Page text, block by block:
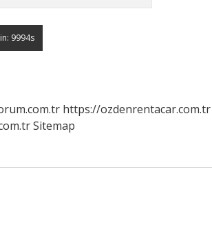
https://ozdenrentacar.com.tr
Sitemap